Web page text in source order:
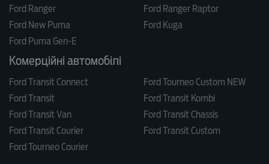
Ford Ranger
Ford Ranger Raptor
Ford New Puma
Ford Kuga
Ford Puma Gen-E
Комерційні автомобілі
Ford Transit Connect
Ford Tourneo Custom NEW
Ford Transit
Ford Transit Kombi
Ford Transit Van
Ford Transit Chassis
Ford Transit Courier
Ford Transit Custom
Ford Tourneo Courier